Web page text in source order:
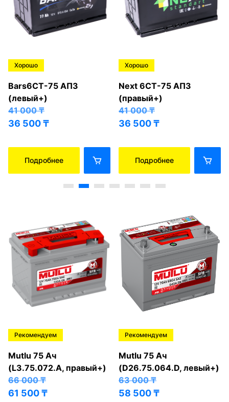
Хорошо
Bars6СТ-75 АПЗ
(левый+)
41 000₸
36 500₸
Подробнее
Хорошо
Next 6СТ-75 АПЗ
(правый+)
41 000₸
36 500₸
Подробнее
Рекомендуем
Mutlu 75 Ач
(L3.75.072.A, правый+)
66 000₸
61 500₸
Рекомендуем
Mutlu 75 Ач
(D26.75.064.D, левый+)
63 000₸
58 500₸